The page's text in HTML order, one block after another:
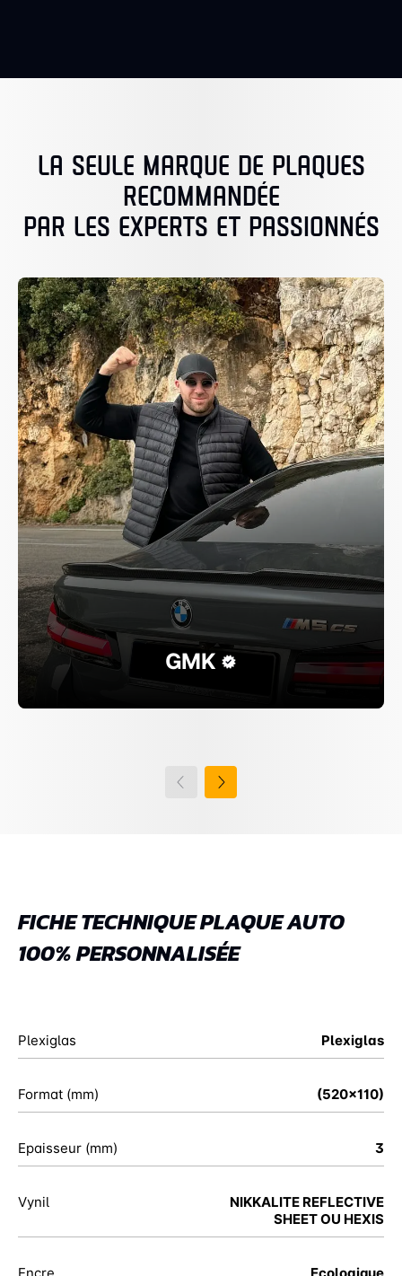
LA SEULE MARQUE DE PLAQUES
RECOMMANDÉE
PAR LES EXPERTS ET PASSIONNÉS
GMK
FICHE TECHNIQUE PLAQUE AUTO
100% PERSONNALISÉE
Plexiglas Plexiglas
Format (mm) (520x110)
Epaisseur (mm) 3
Vynil
NIKKALITE REFLECTIVE
SHEET OU HEXIS